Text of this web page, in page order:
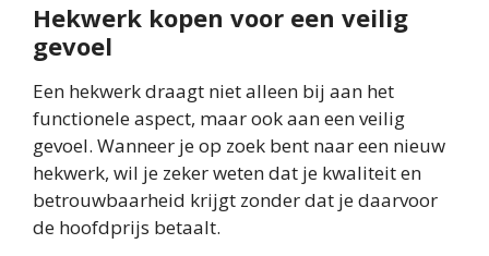
Hekwerk kopen voor een veilig
gevoel
Een hekwerk draagt niet alleen bij aan het
functionele aspect, maar ook aan een veilig
gevoel. Wanneer je op zoek bent naar een nieuw
hekwerk, wil je zeker weten dat je kwaliteit en
betrouwbaarheid krijgt zonder dat je daarvoor
de hoofdprijs betaalt.